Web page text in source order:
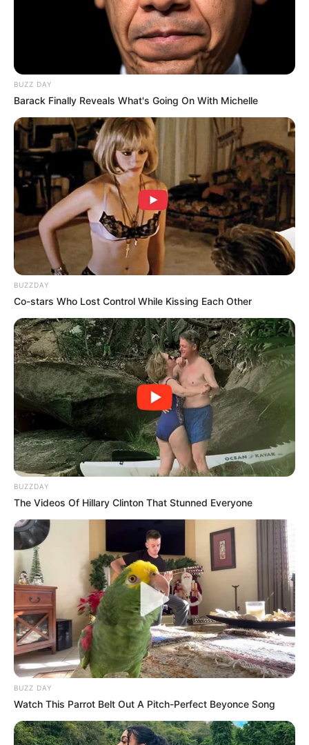
BUZZ DAY
Barack Finally Reveals What's Going On With Michelle
BUZZDAY
Co-stars Who Lost Control While Kissing Each Other
BUZZDAY
The Videos Of Hillary Clinton That Stunned Everyone
BUZZ DAY
Watch This Parrot Belt Out A Pitch-Perfect Beyonce Song